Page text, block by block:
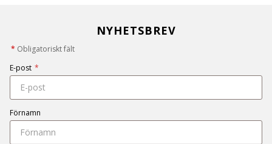
NYHETSBREV
* Obligatoriskt fält
E-post *
Förnamn